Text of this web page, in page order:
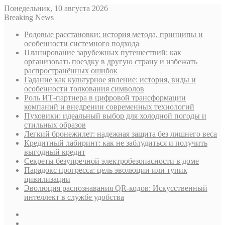
Понедельник, 10 августа 2026
Breaking News
Родовые расстановки: история метода, принципы и
особенности системного подхода
Планирование зарубежных путешествий: как
организовать поездку в другую страну и избежать
распространённых ошибок
Гадание как культурное явление: история, виды и
особенности толкования символов
Роль ИТ-партнера в цифровой трансформации
компаний и внедрении современных технологий
Пуховики: идеальный выбор для холодной погоды и
стильных образов
Легкий бронежилет: надежная защита без лишнего веса
Кредитный лабиринт: как не заблудиться и получить
выгодный кредит
Секреты безупречной электробезопасности в доме
Парадокс прогресса: цель эволюции или тупик
цивилизации
Эволюция распознавания QR-кодов: Искусственный
интеллект в службе удобства